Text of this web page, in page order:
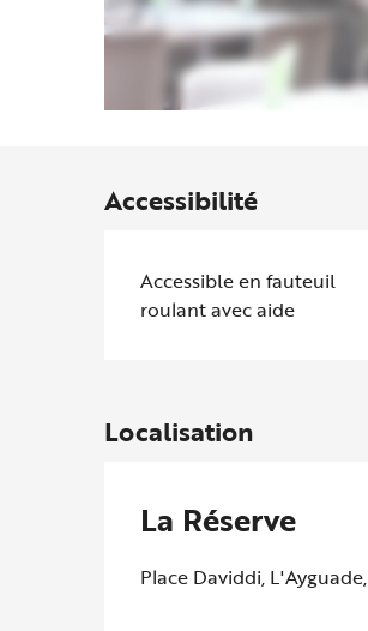
Accessibilité
Accessible en fauteuil
roulant avec aide
Localisation
La Réserve
Place Daviddi,